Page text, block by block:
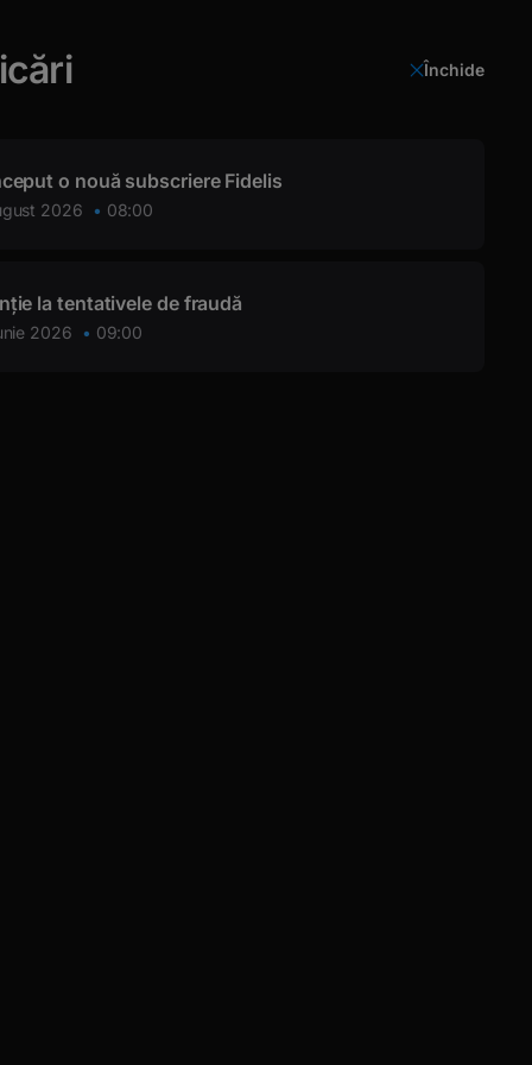
Login
Închide
o nouă subscriere Fidelis
2026 08:00
la tentativele de fraudă
2026 09:00